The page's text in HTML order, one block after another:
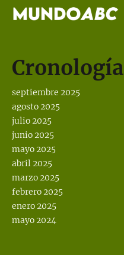
Cronología
septiembre 2025
agosto 2025
julio 2025
junio 2025
mayo 2025
abril 2025
marzo 2025
febrero 2025
enero 2025
mayo 2024